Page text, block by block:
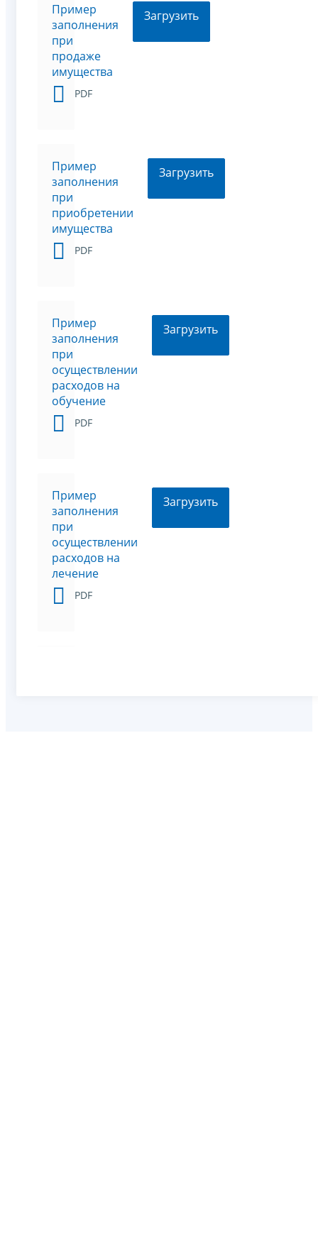
Пример
заполнения
при
продаже
имущества
PDF
Загрузить
Пример
заполнения
при
приобретении
имущества
PDF
Загрузить
Пример
заполнения
при
осуществлении
расходов на
обучение
PDF
Загрузить
Пример
заполнения
при
осуществлении
расходов на
лечение
PDF
Загрузить